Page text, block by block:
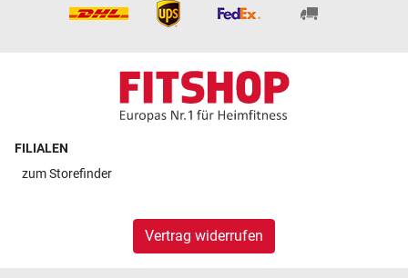
FILIALEN
zumStorefinder
Vertrag widerrufen